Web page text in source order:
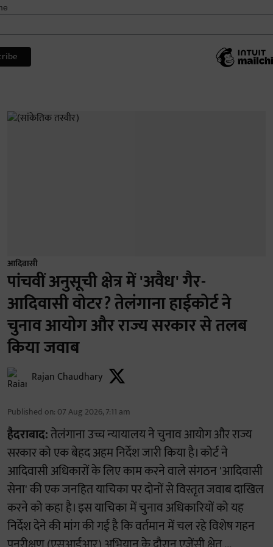
आदिवासी
पांचवीं अनुसूची क्षेत्र में 'अवैध' गैर-
आदिवासी वोटर? तेलंगाना हाईकोर्ट ने
चुनाव आयोग और राज्य सरकार से तलब
किया जवाब
Rajan Chaudhary
Published on: 07 Aug 2026, 7:11 am
हैदराबाद:तेलंगाना उच्च न्यायालय ने चुनाव आयोग और राज्य
सरकार को एक बेहद अहम निर्देश जारी किया है। कोर्ट ने
आदिवासी अधिकारों के लिए काम करने वाले संगठन 'आदिवासी
सेना' की एक जनहित याचिका पर दोनों से विस्तृत जवाब दाखिल
करने को कहा है। इस याचिका में चुनाव अधिकारियों को यह
निर्देश देने की मांग की गई है कि वर्तमान में चल रहे विशेष गहन